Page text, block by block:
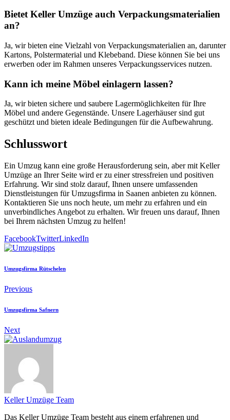
Bietet Keller Umzüge auch Verpackungsmaterialien
an?
Ja, wir bieten eine Vielzahl von Verpackungsmaterialien an, darunter
Kartons, Polstermaterial und Klebeband. Diese können Sie bei uns
erwerben oder im Rahmen unseres Verpackungsservices nutzen.
Kann ich meine Möbel einlagern lassen?
Ja, wir bieten sichere und saubere Lagermöglichkeiten für Ihre
Möbel und andere Gegenstände. Unsere Lagerhäuser sind gut
geschützt und bieten ideale Bedingungen für die Aufbewahrung.
Schlusswort
Ein Umzug kann eine große Herausforderung sein, aber mit Keller
Umzüge an Ihrer Seite wird er zu einer stressfreien und positiven
Erfahrung. Wir sind stolz darauf, Ihnen unsere umfassenden
Dienstleistungen für Umzugsfirma in Saanen anbieten zu können.
Kontaktieren Sie uns noch heute, um mehr zu erfahren und ein
unverbindliches Angebot zu erhalten. Wir freuen uns darauf, Ihnen
bei Ihrem nächsten Umzug zu helfen!
FacebookTwitterLinkedIn
Umzugsfirma Rütschelen
Previous
Umzugsfirma Safnern
Next
Keller Umzüge Team
Das Keller Umzüge Team besteht aus einem erfahrenen und